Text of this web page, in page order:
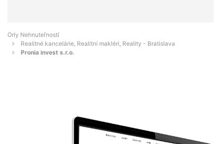
Orly Nehnuteľností
Realitné kancelárie, Realitní makléri, Reality - Bratislava
Pronia invest s.r.o.